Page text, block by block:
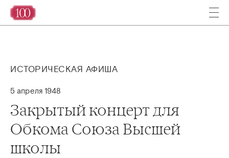
ИСТОРИЧЕСКАЯ АФИША
5 апреля 1948
Закрытый концерт для
Обкома Союза Высшей
школы